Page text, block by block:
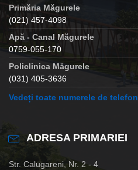
Primăria Măgurele
(021) 457-4098
Apă - Canal Măgurele
0759-055-170
Policlinica Măgurele
(031) 405-3636
Vedeți toate numerele de telefon
ADRESA PRIMARIEI
Str. Calugareni, Nr. 2 - 4